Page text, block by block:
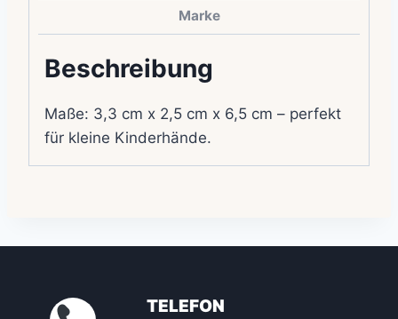
Marke
Beschreibung
Maße: 3,3 cm x 2,5 cm x 6,5 cm – perfekt
für kleine Kinderhände.
TELEFON